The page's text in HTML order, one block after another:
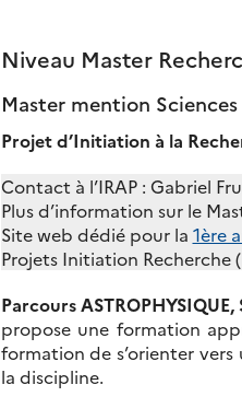
Niveau Master
Master mention
Projet d’Initiation à la
Contact à l’IRAP : Gabriel
Plus d’information sur le
Site web dédié pour la 1ère
Projets Initiation Recherche
Parcours ASTROPHYSIQUE,
propose une formation
formation de s’orienter
la discipline.